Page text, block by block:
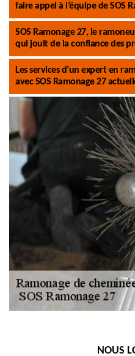
faire appel à l’équipe de SOS
SOS Ramonage 27, le
qui jouit de la confiance des
Les services d’un expert en
avec SOS Ramonage 27
NOUS